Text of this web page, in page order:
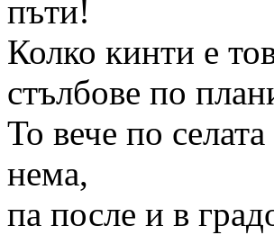
пъти!
Колко кинти е
стълбове по
То вече по
нема,
па после и в